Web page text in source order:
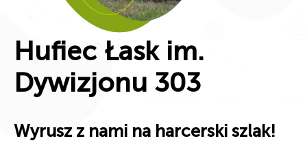
Hufiec Łask im.
Dywizjonu 303
Wyrusz z nami na harcerski szlak!